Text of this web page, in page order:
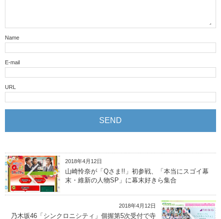
Name
E-mail
URL
2018年4月12日
山崎怜奈が「Qさま!!」初参戦、「本当にスゴイ幕
末・維新の人物SP」に幕末好きら集合
2018年4月12日
乃木坂46「シンクロニシティ」個握第5次受付で寺